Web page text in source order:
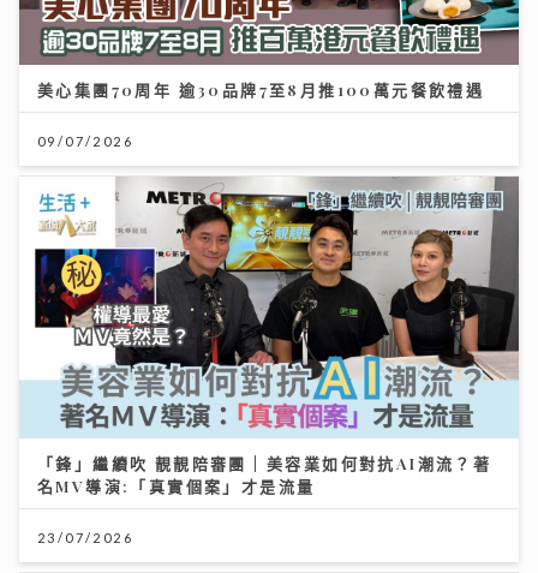
美心集團70周年 逾30品牌7至8月推100萬元餐飲禮遇
09/07/2026
「鋒」繼續吹 靚靚陪審團 | 美容業如何對抗AI潮流？著
名MV導演:「真實個案」才是流量
23/07/2026